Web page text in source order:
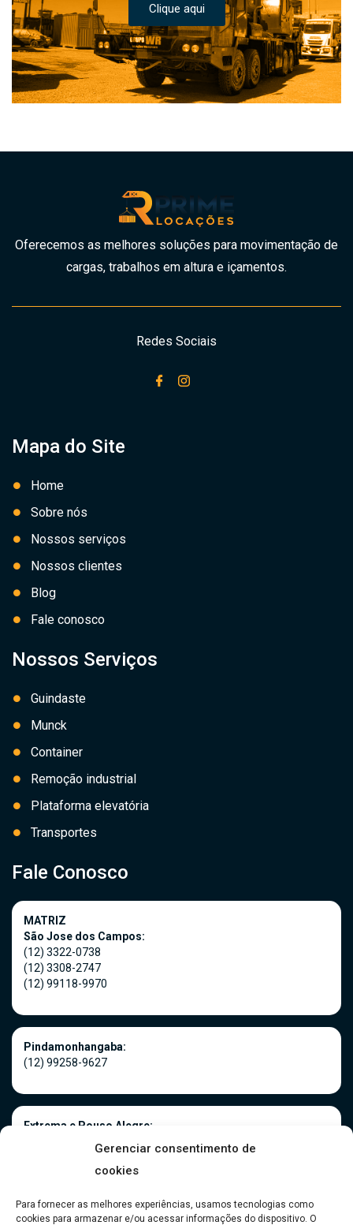
Gerenciar consentimento de
cookies
Para fornecer as melhores experiências, usamos tecnologias como
cookies para armazenar e/ou acessar informações do dispositivo. O
Clique aqui
Oferecemos as melhores soluções para movimentação de
cargas, trabalhos em altura e içamentos.
Redes Sociais
Mapa do Site
Home
Sobre nós
Nossos serviços
Nossos clientes
Blog
Fale conosco
Nossos Serviços
Guindaste
Munck
Container
Remoção industrial
Plataforma elevatória
Transportes
Fale Conosco
MATRIZ
São Jose dos Campos:
(12) 3322-0738
(12) 3308-2747
(12) 99118-9970
Pindamonhangaba:
(12) 99258-9627
Extrema e Pouso Alegre:
(35) 3181-0966
Caraguatatuba: